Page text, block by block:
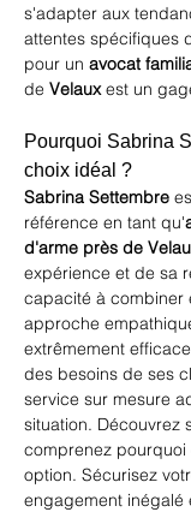
s'adapter aux
attentes spécifiques
pour un avocat
de Velaux est un
Pourquoi Sabrina
choix idéal ?
Sabrina Settembre
référence en tant qu'
d'arme près de
expérience et de sa
capacité à combiner
approche
extrêmement
des besoins de ses
service sur mesure
situation. Découvrez
comprenez pourquoi
option. Sécurisez
engagement inégalé